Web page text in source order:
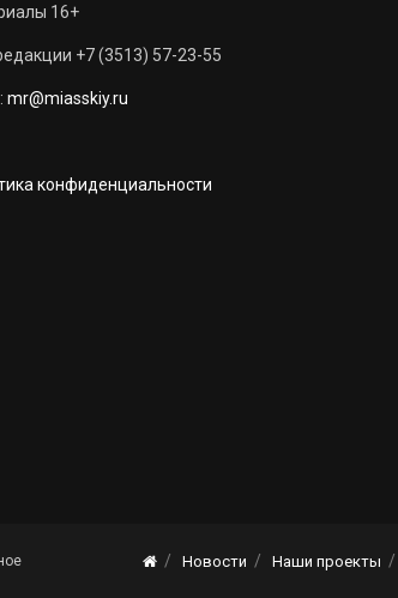
16+
+7 (3513) 57-23-55
mr@miasskiy.ru
конфиденциальности
Новости Наши проекты